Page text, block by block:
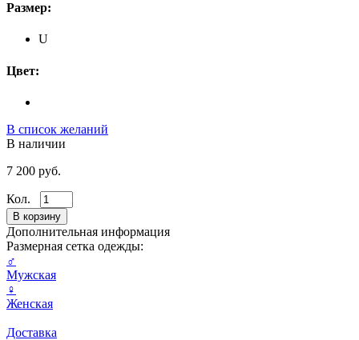
Размер:
U
Цвет:
В список желаний
В наличии
7 200 руб.
Кол.
Дополнительная информация
Размерная сетка одежды:
♂
Мужская
♀
Женская
Доставка